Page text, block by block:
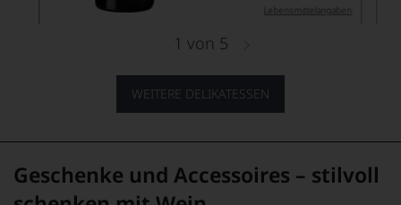
WEITERE DELIKATESSEN
Lebensmittel­angaben
1 von 5
Geschenke und Accessoires – stilvoll